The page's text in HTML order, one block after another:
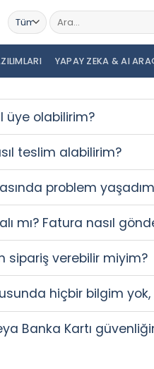
Ara:
YAPAY ZEKA & AI
üye olabilirim?
teslim alabilirim?
problem
mı? Fatura nasıl
sipariş verebilir miyim?
hiçbir bilgim
Banka Kartı